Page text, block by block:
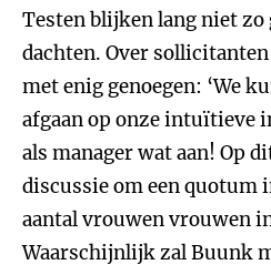
Testen blijken lang niet zo
dachten. Over
met enig genoegen: ‘We
afgaan op onze intuïtieve
als manager wat aan! Op
discussie om een quotum
aantal vrouwen vrouwen
Waarschijnlijk zal Buunk